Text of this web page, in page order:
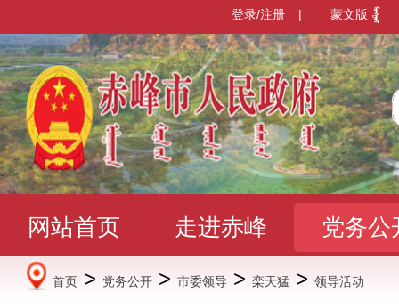
蒙文版
|
登录/注册
网站首页 走进赤峰 党务公
办事服务 政民互动 数据发
首页 > 党务公开 > 市委领导 > 栾天猛 > 领导活动